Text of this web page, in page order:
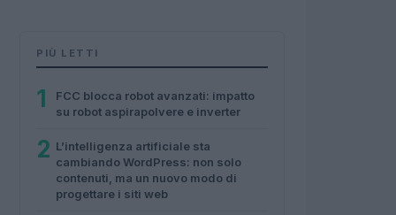
PIÙ LETTI
1
FCC blocca robot avanzati: impatto
su robot aspirapolvere e inverter
2 L’intelligenza artificiale sta
cambiando WordPress: non solo
contenuti, ma un nuovo modo di
progettare i siti web